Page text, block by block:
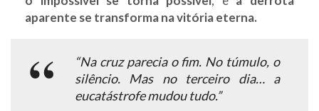
aparente se transforma na vitória eterna.
“Na cruz parecia o fim. No túmulo, o
silêncio. Mas no terceiro dia… a
eucatástrofe mudou tudo.”